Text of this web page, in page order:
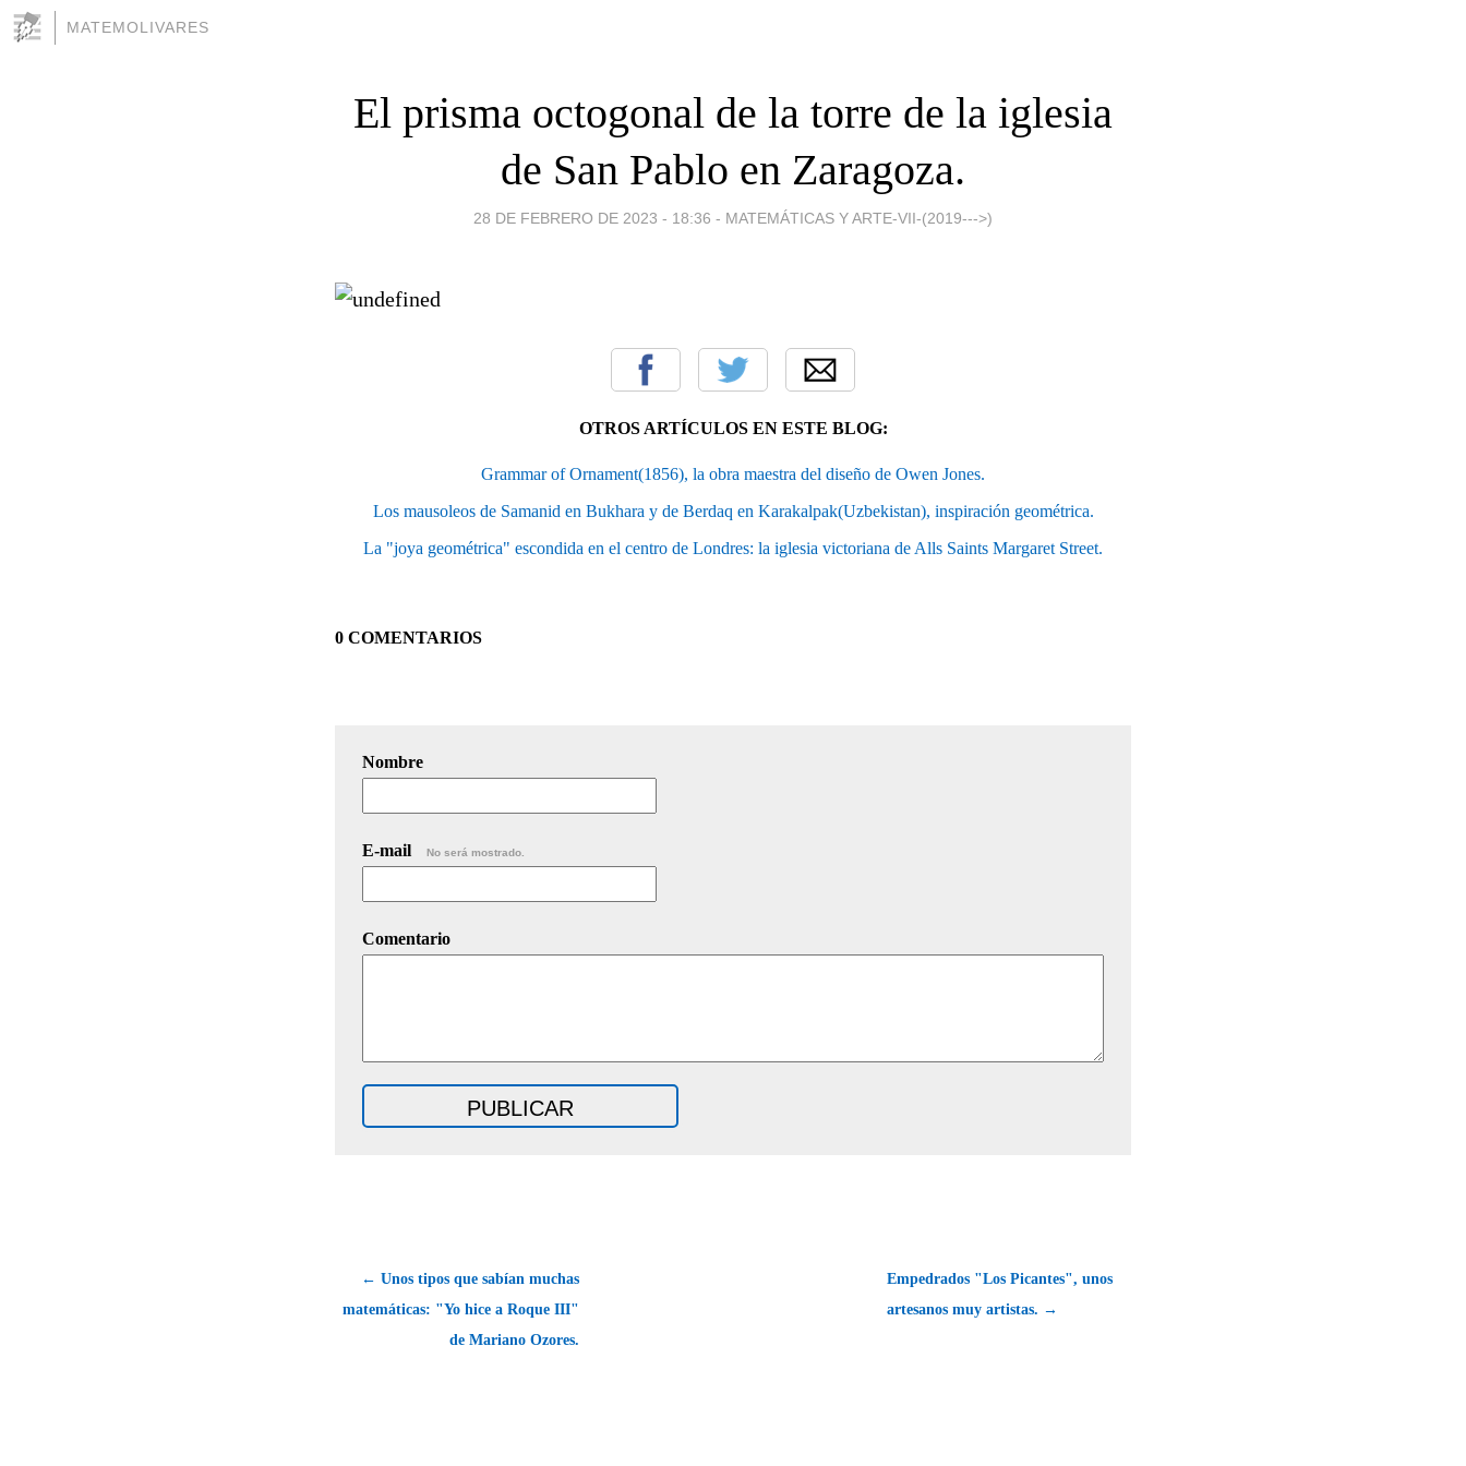
MATEMOLIVARES
El prisma octogonal de la torre de la iglesia
de San Pablo en Zaragoza.
28 DE FEBRERO DE 2023 - 18:36 - MATEMÁTICAS Y ARTE-VII-(2019--->)
OTROS ARTÍCULOS EN ESTE BLOG:
Grammar of Ornament(1856), la obra maestra del diseño de Owen Jones.
Los mausoleos de Samanid en Bukhara y de Berdaq en Karakalpak(Uzbekistan), inspiración geométrica.
La "joya geométrica" escondida en el centro de Londres: la iglesia victoriana de Alls Saints Margaret Street.
0 COMENTARIOS
Nombre
E-mail No será mostrado.
Comentario
← Unos tipos que sabían muchas
matemáticas: "Yo hice a Roque III"
de Mariano Ozores.
Empedrados "Los Picantes", unos
artesanos muy artistas. →